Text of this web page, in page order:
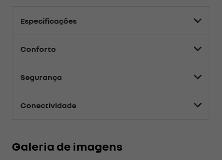
Especificações
Conforto
Segurança
Conectividade
Galeria de imagens